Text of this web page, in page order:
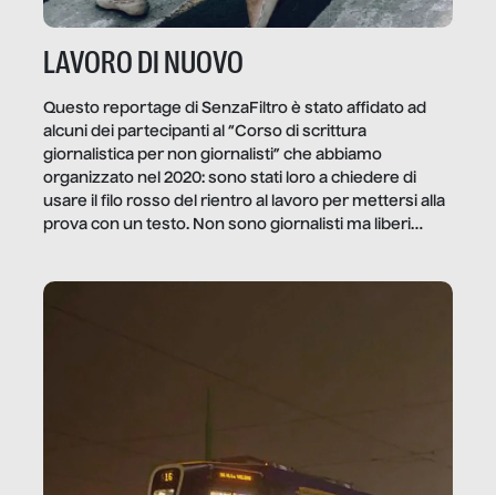
LAVORO DI NUOVO
Questo reportage di SenzaFiltro è stato affidato ad
alcuni dei partecipanti al “Corso di scrittura
giornalistica per non giornalisti” che abbiamo
organizzato nel 2020: sono stati loro a chiedere di
usare il filo rosso del rientro al lavoro per mettersi alla
prova con un testo. Non sono giornalisti ma liberi